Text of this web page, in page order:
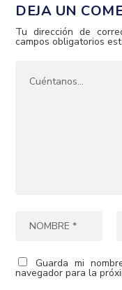
DEJA UN
Tu dirección de
campos obligatorios
Guarda mi
navegador para la